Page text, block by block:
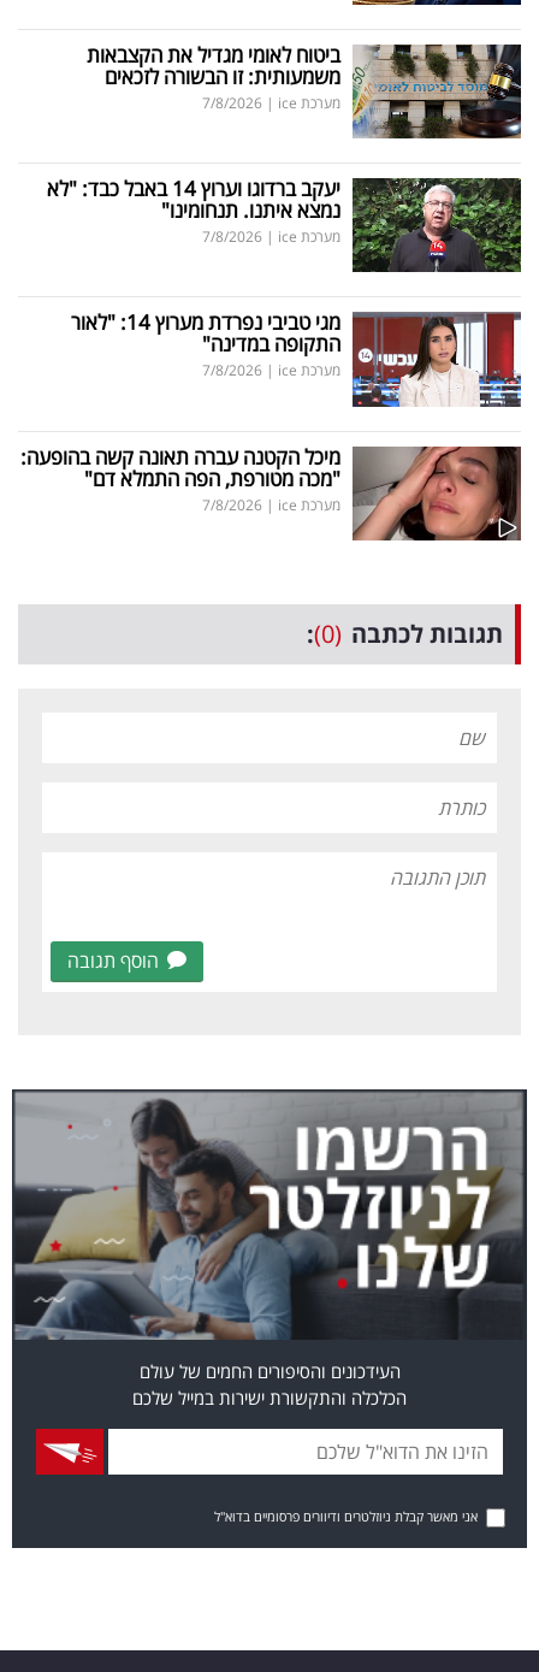
ביטוח לאומי מגדיל את הקצבאות
משמעותית: זו הבשורה לזכאים
מערכת ice |
7/8/2026
יעקב ברדוגו וערוץ 14 באבל כבד: "לא
נמצא איתנו. תנחומינו"
מערכת ice |
7/8/2026
מגי טביבי נפרדת מערוץ 14: "לאור
התקופה במדינה"
מערכת ice |
7/8/2026
מיכל הקטנה עברה תאונה קשה בהופעה:
"מכה מטורפת, הפה התמלא דם"
מערכת ice |
7/8/2026
תגובות לכתבה (0)
:
הוסף תגובה
העידכונים והסיפורים החמים של עולם
הכלכלה והתקשורת ישירות במייל שלכם
אני מאשר קבלת ניוזלטרים ודיוורים פרסומיים בדוא"ל